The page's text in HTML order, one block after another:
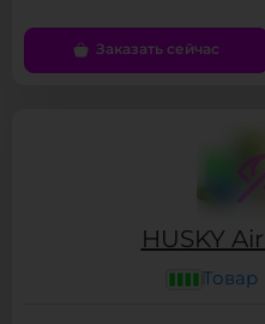
Заказать сейчас
HUSKY